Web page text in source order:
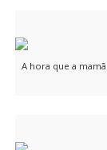
A hora que a